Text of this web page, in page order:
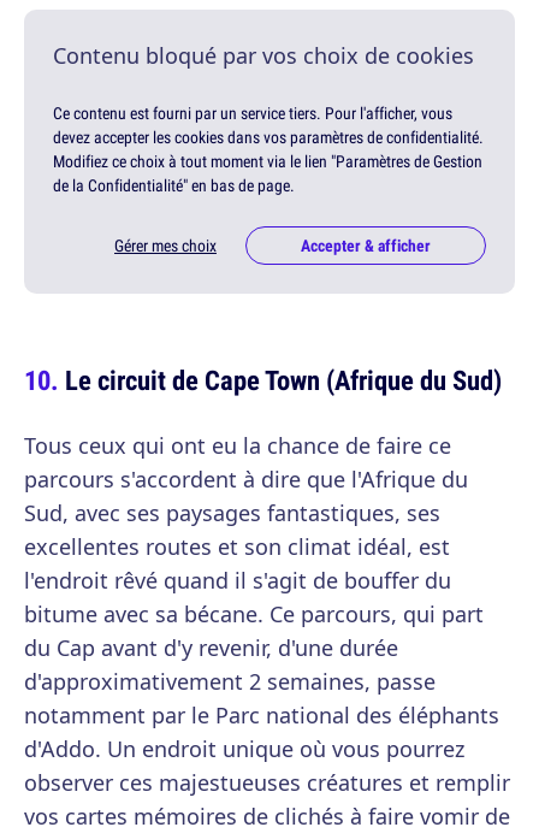
Contenu bloqué par vos choix de cookies
Ce contenu est fourni par un service tiers. Pour l'afficher, vous
devez accepter les cookies dans vos paramètres de confidentialité.
Modifiez ce choix à tout moment via le lien "Paramètres de Gestion
de la Confidentialité" en bas de page.
Gérer mes choix Accepter & afficher
Le circuit de Cape Town (Afrique du Sud)
Tous ceux qui ont eu la chance de faire ce
parcours s'accordent à dire que l'Afrique du
Sud, avec ses paysages fantastiques, ses
excellentes routes et son climat idéal, est
l'endroit rêvé quand il s'agit de bouffer du
bitume avec sa bécane. Ce parcours, qui part
du Cap avant d'y revenir, d'une durée
d'approximativement 2 semaines, passe
notamment par le Parc national des éléphants
d'Addo. Un endroit unique où vous pourrez
observer ces majestueuses créatures et remplir
vos cartes mémoires de clichés à faire vomir de